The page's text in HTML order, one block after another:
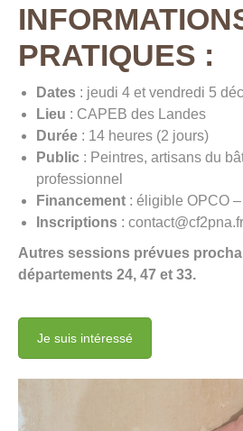
PRATIQUES :
Dates : jeudi 4 et vendredi 5
Lieu : CAPEB des Landes
Durée : 14 heures (2 jours)
Public : Peintres, artisans du
professionnel
Financement : éligible OPCO
Inscriptions :
Autres sessions prévues
départements 24, 47 et 33.
Je suis intéressé